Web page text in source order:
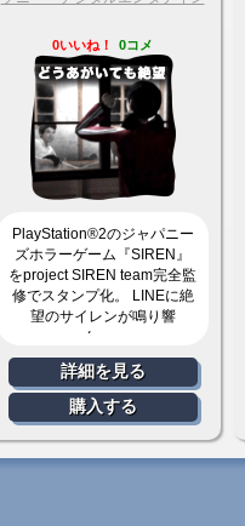
0いいね！ 0コメ
PlayStation®2のジャパニー
ズホラーゲーム『SIREN』
をproject SIREN team完全監
修でスタンプ化。 LINEに絶
望のサイレンが鳴り響
く……
詳細を見る
購入する